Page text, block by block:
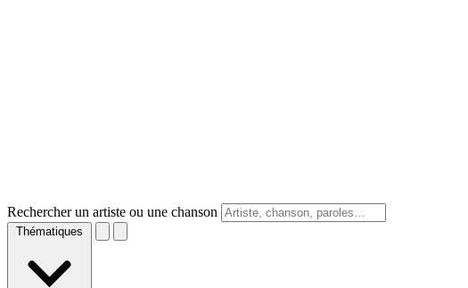
Rechercher un artiste ou une chanson
Thématiques